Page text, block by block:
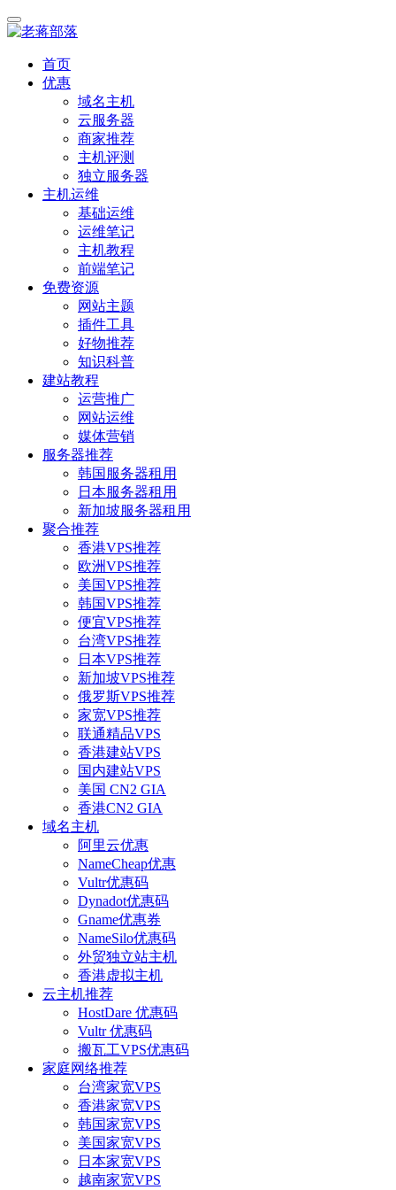
首页
优惠
域名主机
云服务器
商家推荐
主机评测
独立服务器
主机运维
基础运维
运维笔记
主机教程
前端笔记
免费资源
网站主题
插件工具
好物推荐
知识科普
建站教程
运营推广
网站运维
媒体营销
服务器推荐
韩国服务器租用
日本服务器租用
新加坡服务器租用
聚合推荐
香港VPS推荐
欧洲VPS推荐
美国VPS推荐
韩国VPS推荐
便宜VPS推荐
台湾VPS推荐
日本VPS推荐
新加坡VPS推荐
俄罗斯VPS推荐
家宽VPS推荐
联通精品VPS
香港建站VPS
国内建站VPS
美国 CN2 GIA
香港CN2 GIA
域名主机
阿里云优惠
NameCheap优惠
Vultr优惠码
Dynadot优惠码
Gname优惠券
NameSilo优惠码
外贸独立站主机
香港虚拟主机
云主机推荐
HostDare 优惠码
Vultr 优惠码
搬瓦工VPS优惠码
家庭网络推荐
台湾家宽VPS
香港家宽VPS
韩国家宽VPS
美国家宽VPS
日本家宽VPS
越南家宽VPS